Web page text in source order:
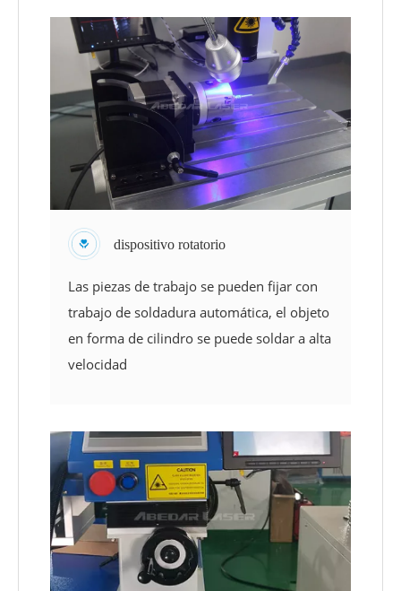
dispositivo rotatorio
Las piezas de trabajo se pueden fijar con
trabajo de soldadura automática, el objeto
en forma de cilindro se puede soldar a alta
velocidad